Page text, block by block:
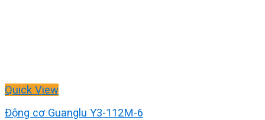
Quick View
Động cơ Guanglu Y3-112M-6